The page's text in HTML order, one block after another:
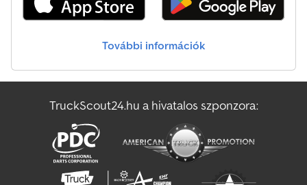
75410-1 szerint tesztelve) Világítástechnika Modern multifunkciós
világítás Tolatólámpával Hátsó ködlámpával Kontúrlámpákkal a
felszereltség Kerekek és tengelyek Forgó tengely új
felszerelve Rögzítési és biztosítási lehetőségek Számos rögzítési
szerint tesztelve)
További információk
TruckScout24.hu a hivatalos szponzora: